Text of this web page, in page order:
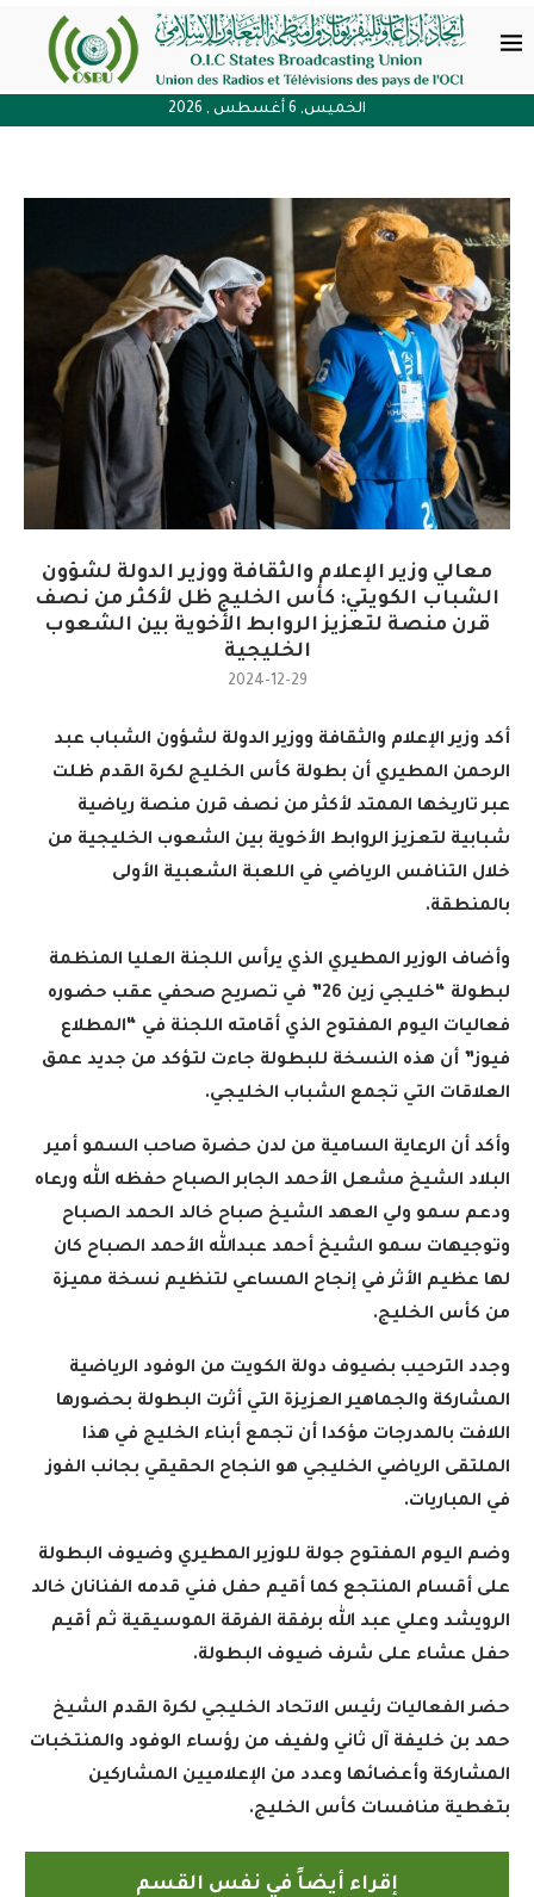
الخميس, 6 أغسطس , 2026
معالي وزير الإعلام والثقافة ووزير الدولة لشؤون
الشباب الكويتي: كأس الخليج ظل لأكثر من نصف
قرن منصة لتعزيز الروابط الأخوية بين الشعوب
الخليجية
2024-12-29
أكد وزير الإعلام والثقافة ووزير الدولة لشؤون الشباب عبد
الرحمن المطيري أن بطولة كأس الخليج لكرة القدم ظلت
عبر تاريخها الممتد لأكثر من نصف قرن منصة رياضية
شبابية لتعزيز الروابط الأخوية بين الشعوب الخليجية من
خلال التنافس الرياضي في اللعبة الشعبية الأولى
بالمنطقة.
وأضاف الوزير المطيري الذي يرأس اللجنة العليا المنظمة
لبطولة “خليجي زين 26” في تصريح صحفي عقب حضوره
فعاليات اليوم المفتوح الذي أقامته اللجنة في “المطلاع
فيوز” أن هذه النسخة للبطولة جاءت لتؤكد من جديد عمق
العلاقات التي تجمع الشباب الخليجي.
وأكد أن الرعاية السامية من لدن حضرة صاحب السمو أمير
البلاد الشيخ مشعل الأحمد الجابر الصباح حفظه الله ورعاه
ودعم سمو ولي العهد الشيخ صباح خالد الحمد الصباح
وتوجيهات سمو الشيخ أحمد عبدالله الأحمد الصباح كان
لها عظيم الأثر في إنجاح المساعي لتنظيم نسخة مميزة
من كأس الخليج.
وجدد الترحيب بضيوف دولة الكويت من الوفود الرياضية
المشاركة والجماهير العزيزة التي أثرت البطولة بحضورها
اللافت بالمدرجات مؤكدا أن تجمع أبناء الخليج في هذا
الملتقى الرياضي الخليجي هو النجاح الحقيقي بجانب الفوز
في المباريات.
وضم اليوم المفتوح جولة للوزير المطيري وضيوف البطولة
على أقسام المنتجع كما أقيم حفل فني قدمه الفنانان خالد
الرويشد وعلي عبد الله برفقة الفرقة الموسيقية ثم أقيم
حفل عشاء على شرف ضيوف البطولة.
حضر الفعاليات رئيس الاتحاد الخليجي لكرة القدم الشيخ
حمد بن خليفة آل ثاني ولفيف من رؤساء الوفود والمنتخبات
المشاركة وأعضائها وعدد من الإعلاميين المشاركين
بتغطية منافسات كأس الخليج.
إقراء أيضاً في نفس القسم